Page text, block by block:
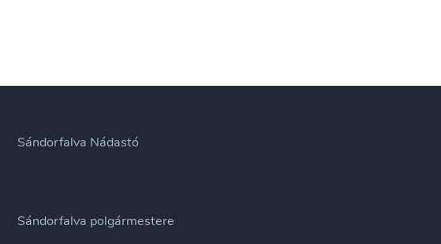
Sándorfalva Nádastó
Sándorfalva polgármestere